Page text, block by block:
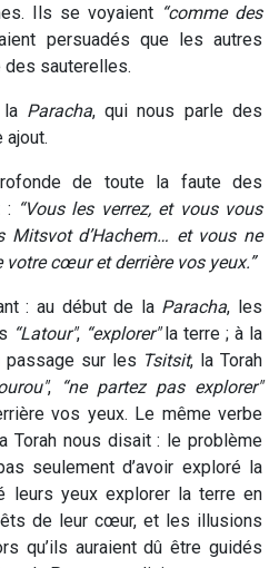
Ils se voyaient “comme des
persuadés que les autres
sauterelles.
Paracha, qui nous parle des
ajout.
de toute la faute des
: “Vous les verrez, et vous vous
Mitsvot d’Hachem… et vous ne
votre cœur et derrière vos yeux.”
: au début de la Paracha, les
“Latour", “explorer"la terre ; à la
passage sur les Tsitsit, la Torah
, “ne partez pas explorer"
vos yeux. Le même verbe
Torah nous disait : le problème
seulement d’avoir exploré la
leurs yeux explorer la terre en
de leur cœur, et les illusions
qu’ils auraient dû être guidés